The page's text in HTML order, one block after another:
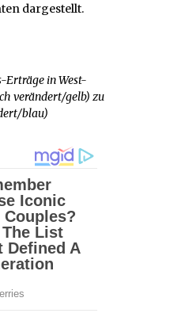
dargestellt.
Erträge in West-
verändert/gelb) zu
blau)